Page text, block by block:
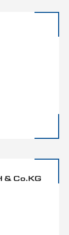
& Co.KG